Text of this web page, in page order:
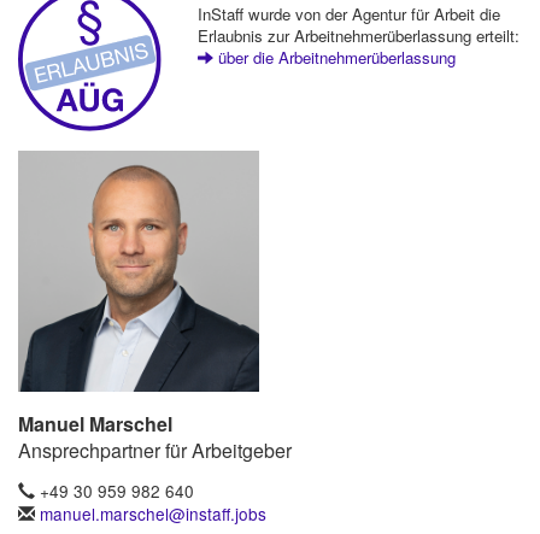
InStaff wurde von der Agentur für Arbeit die
Erlaubnis zur Arbeitnehmerüberlassung erteilt:
über die Arbeitnehmerüberlassung
Manuel Marschel
Ansprechpartner für Arbeitgeber
+49 30 959 982 640
manuel.marschel@instaff.jobs